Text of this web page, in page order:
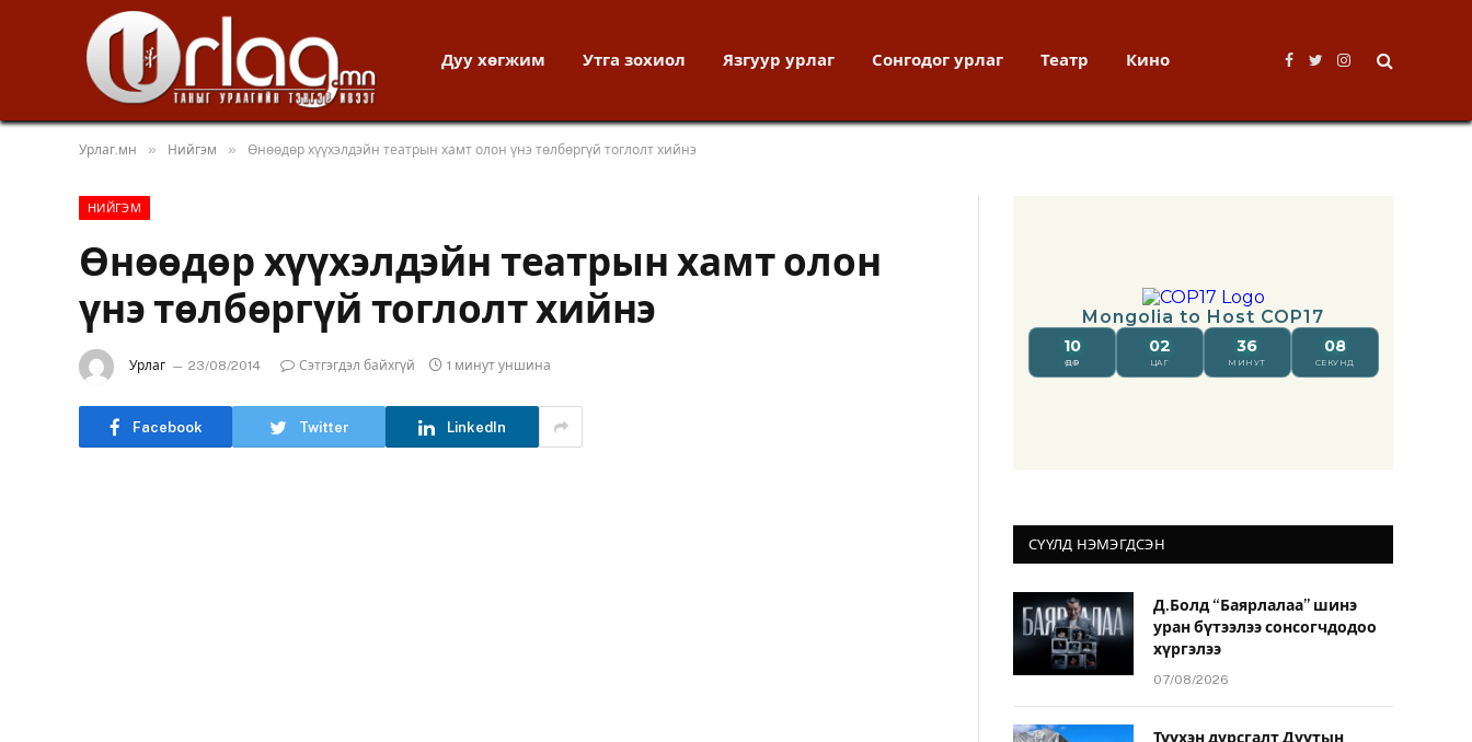
Дуу хөгжим Утга зохиол Язгуур урлаг Сонгодог урлаг Театр Кино
Facebook
TwitterInstagram
Урлаг.мн » Нийгэм » Өнөөдөр хүүхэлдэйн театрын хамт олон үнэ төлбөргүй тоглолт хийнэ
НИЙГЭМ
Өнөөдөр хүүхэлдэйн театрын хамт олон
үнэ төлбөргүй тоглолт хийнэ
Урлаг 23/08/2014 Сэтгэгдэл байхгүй 1 минут уншина
Facebook Twitter LinkedIn
СҮҮЛД НЭМЭГДСЭН
Д.Болд “Баярлалаа” шинэ
уран бүтээлээ сонсогчдодоо
хүргэлээ
07/08/2026
Түүхэн дурсгалт Дуутын